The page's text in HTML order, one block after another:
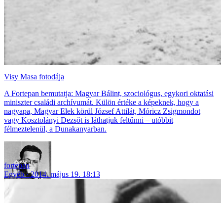
Visy Masa fotodája
A Fortepan bemutatja: Magyar Bálint, szociológus, egykori oktatási
miniszter családi archívumát. Külön értéke a képeknek, hogy a
nagyapa, Magyar Elek körül József Attilát, Móricz Zsigmondot
vagy Kosztolányi Dezsőt is láthatjuk feltűnni – utóbbit
félmeztelenül, a Dunakanyarban.
fortepan
Egyéb
2014. május 19. 18:13